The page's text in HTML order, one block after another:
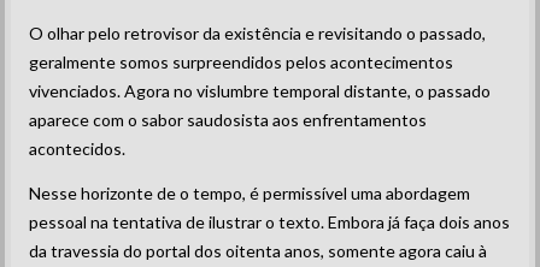
O olhar pelo retrovisor da existência e revisitando o passado,
geralmente somos surpreendidos pelos acontecimentos
vivenciados. Agora no vislumbre temporal distante, o passado
aparece com o sabor saudosista aos enfrentamentos
acontecidos.
Nesse horizonte de o tempo, é permissível uma abordagem
pessoal na tentativa de ilustrar o texto. Embora já faça dois anos
da travessia do portal dos oitenta anos, somente agora caiu à